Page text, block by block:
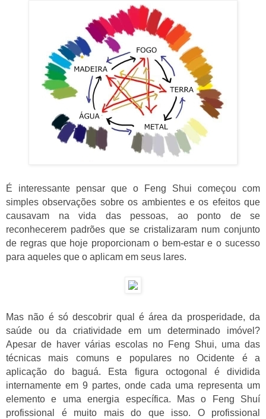
É interessante pensar que o Feng Shui começou com
simples observações sobre os ambientes e os efeitos que
causavam na vida das pessoas, ao ponto de se
reconhecerem padrões que se cristalizaram num conjunto
de regras que hoje proporcionam o bem-estar e o sucesso
para aqueles que o aplicam em seus lares.
Mas não é só descobrir qual é área da prosperidade, da
saúde ou da criatividade em um determinado imóvel?
Apesar de haver várias escolas no Feng Shui, uma das
técnicas mais comuns e populares no Ocidente é a
aplicação do baguá. Esta figura octogonal é dividida
internamente em 9 partes, onde cada uma representa um
elemento e uma energia específica. Mas o Feng Shuí
profissional é muito mais do que isso. O profissional